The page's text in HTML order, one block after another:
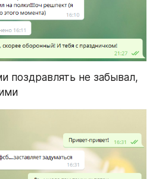
поздравлять не забывал,